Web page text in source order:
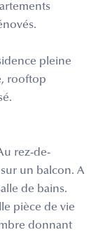
pleine
rooftop
rez-de-
un balcon. A
de bains.
pièce de vie
donnant